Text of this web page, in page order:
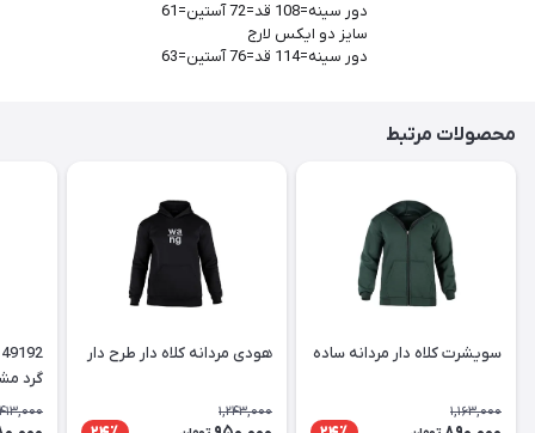
دور سینه=108 قد=72 آستین=61
سایز دو ایکس لارج
دور سینه=114 قد=76 آستین=63
محصولات مرتبط
سویشرت کلاه دار مردانه ساده
1,163,000
هودی مردانه کلاه دار طرح دار
1,243,000
گرد